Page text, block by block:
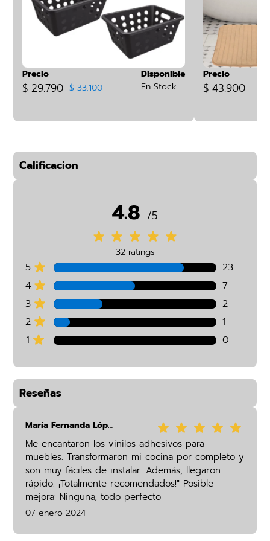
Precio
$ 29.790 $ 33.100
Disponible
En Stock
Precio
$ 43.900
Calificacion
4.8 /5
32 ratings
5
23
4
7
3
2
2
1
1
0
Reseñas
María Fernanda López
Me encantaron los vinilos adhesivos para
muebles. Transformaron mi cocina por completo y
son muy fáciles de instalar. Además, llegaron
rápido. ¡Totalmente recomendados!" Posible
mejora: Ninguna, todo perfecto
07 enero 2024